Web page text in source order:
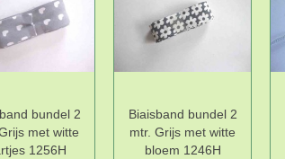
bundel 2
met witte
1256H
Biaisband bundel 2
mtr. Grijs met witte
bloem 1246H